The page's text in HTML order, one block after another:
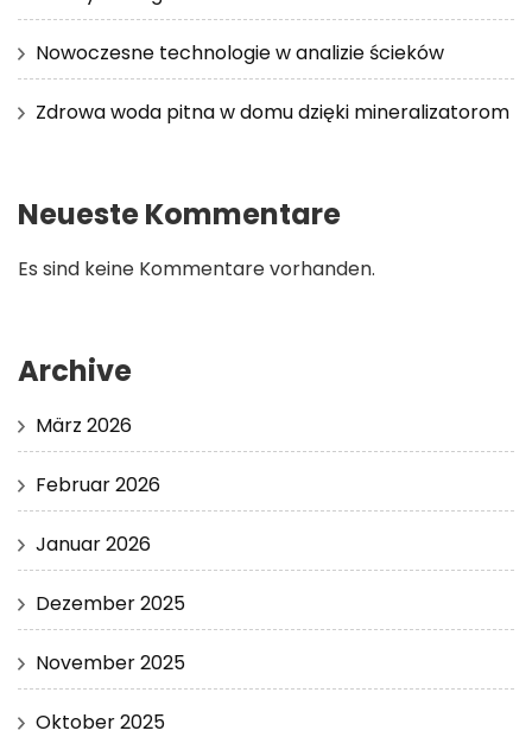
Nowoczesne technologie w analizie ścieków
Zdrowa woda pitna w domu dzięki mineralizatorom
Neueste Kommentare
Es sind keine Kommentare vorhanden.
Archive
März 2026
Februar 2026
Januar 2026
Dezember 2025
November 2025
Oktober 2025